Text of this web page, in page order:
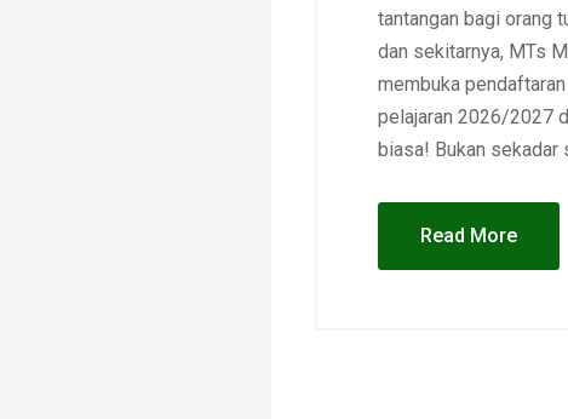
tantangan bagi orang
dan sekitarnya, MTs
membuka
pelajaran 2026/2027
biasa! Bukan sekadar
Read More